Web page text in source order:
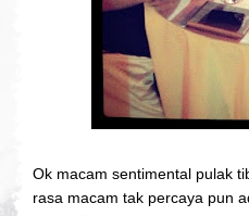
Ok macam sentimental pulak
rasa macam tak percaya pun